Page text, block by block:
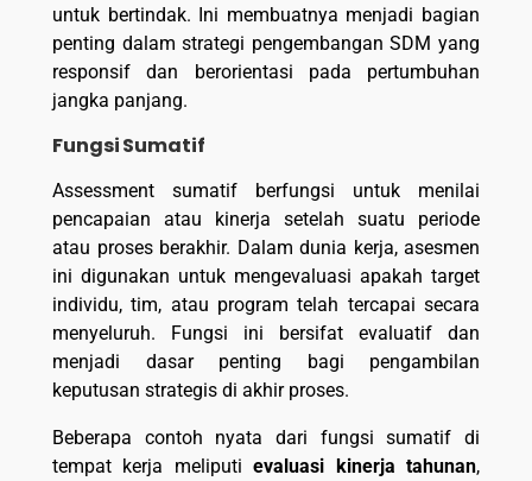
untuk bertindak. Ini membuatnya menjadi bagian
penting dalam strategi pengembangan SDM yang
responsif dan berorientasi pada pertumbuhan
jangka panjang.
Fungsi Sumatif
Assessment sumatif berfungsi untuk menilai
pencapaian atau kinerja setelah suatu periode
atau proses berakhir. Dalam dunia kerja, asesmen
ini digunakan untuk mengevaluasi apakah target
individu, tim, atau program telah tercapai secara
menyeluruh. Fungsi ini bersifat evaluatif dan
menjadi dasar penting bagi pengambilan
keputusan strategis di akhir proses.
Beberapa contoh nyata dari fungsi sumatif di
tempat kerja meliputievaluasi kinerja tahunan,